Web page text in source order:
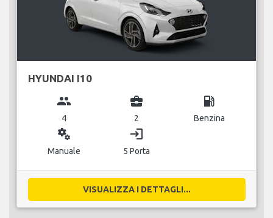
HYUNDAI I10
group
4
business_center
2
local_gas_station
Benzina
miscellaneous_services
Manuale
login
5 Porta
VISUALIZZA I DETTAGLI...